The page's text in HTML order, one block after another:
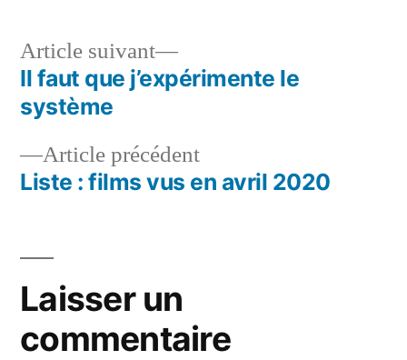
Navigation
l’article
Article précédentArticle
précédent :
Liste : films vus en avril 2020
Article suivant
Article
suivant :
Il faut que j’expérimente le
système
Laisser un
commentaire